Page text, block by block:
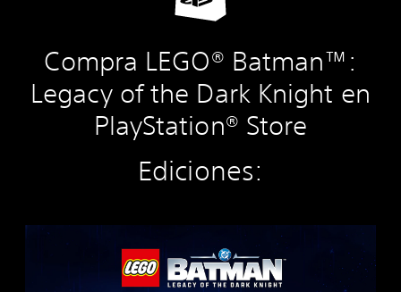
Compra LEGO® Batman™:
Legacy of the Dark Knight en
PlayStation® Store
Ediciones: